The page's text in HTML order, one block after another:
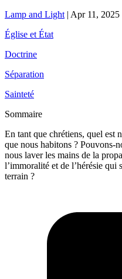
Lamp and Light | Apr 11, 2025
Église et État
Doctrine
Séparation
Sainteté
Sommaire
En tant que chrétiens, quel est
que nous habitons ? Pouvons-
nous laver les mains de la
l’immoralité et de l’hérésie qui
terrain ?